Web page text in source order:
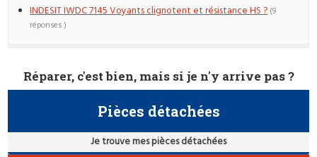
INDESIT IWDC 7145 Voyants clignotent et résistance HS ? (9
réponses )
Réparer, c'est bien, mais si je n'y arrive pas ?
Pièces détachées
Je trouve mes pièces détachées